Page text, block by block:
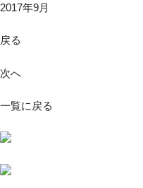
2017年9月
戻る
次へ
一覧に戻る